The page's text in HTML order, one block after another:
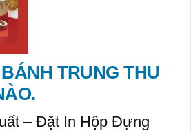
TRUNG THU
– Đặt In Hộp Đựng